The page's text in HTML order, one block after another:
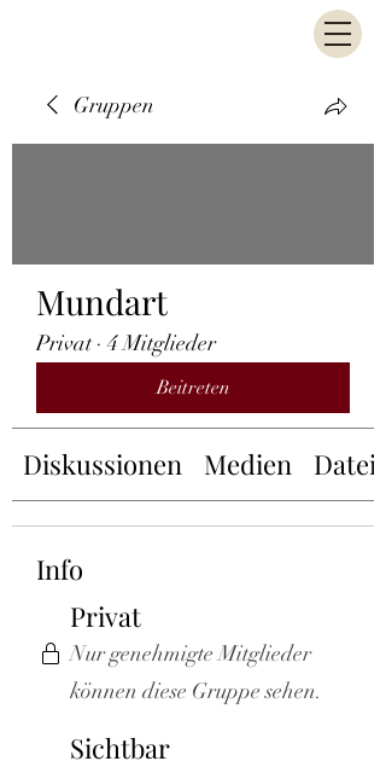
Gruppen
Mundart
Privat · 4 Mitglieder
Beitreten
Diskussionen Medien Dateien
Info
Privat
Nur genehmigte Mitglieder
können diese Gruppe sehen.
Sichtbar